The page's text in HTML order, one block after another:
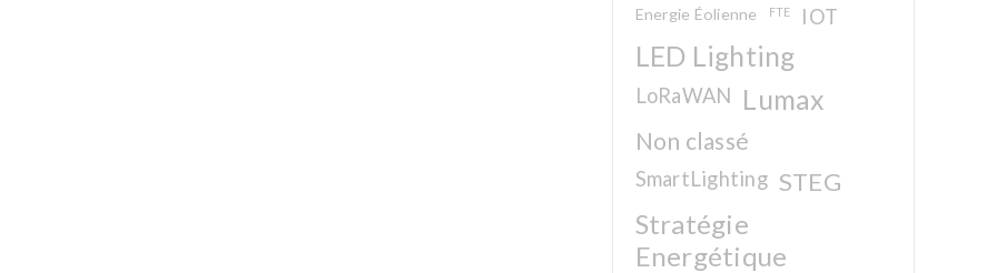
Energie Éolienne FTE IOT
LED Lighting
LoRaWAN Lumax
Non classé
SmartLighting STEG
Stratégie
Energétique